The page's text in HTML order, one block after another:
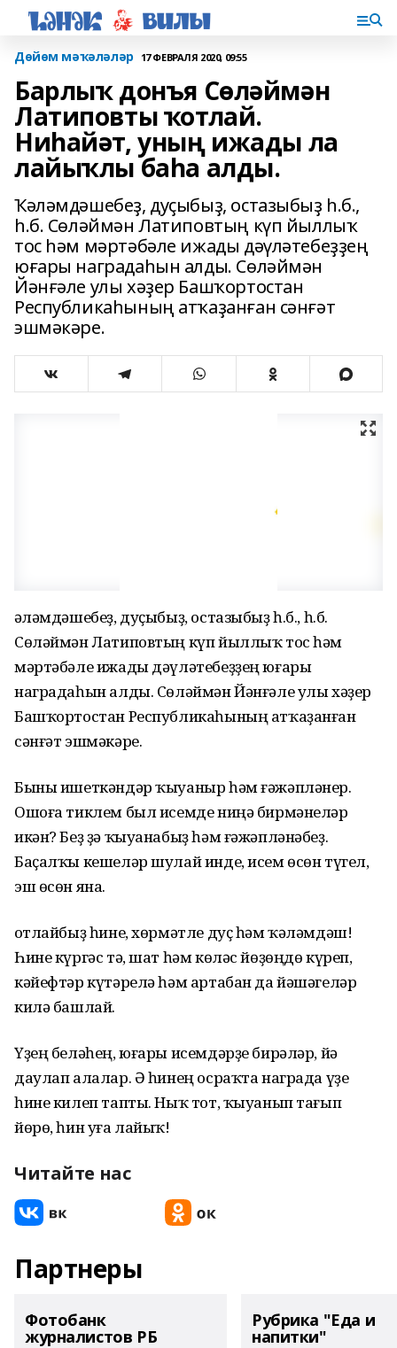
Дөйөм мәҡәләләр 17 ФЕВРАЛЯ 2020, 09:55
Барлыҡ донъя Сөләймән
Латиповты ҡотлай.
Ниһайәт, уның ижады ла
лайыҡлы баһа алды.
Ҡәләмдәшебеҙ, дуҫыбыҙ, остазыбыҙ һ.б.,
һ.б. Сөләймән Латиповтың күп йыллыҡ
тос һәм мәртәбәле ижады дәүләтебеҙҙең
юғары наградаһын алды. Сөләймән
Йәнғәле улы хәҙер Башҡортостан
Республикаһының атҡаҙанған сәнғәт
эшмәкәре.
Ҡәләмдәшебеҙ, дуҫыбыҙ, остазыбыҙ һ.б., һ.б.
Сөләймән Латиповтың күп йыллыҡ тос һәм
мәртәбәле ижады дәүләтебеҙҙең юғары
наградаһын алды. Сөләймән Йәнғәле улы хәҙер
Башҡортостан Республикаһының атҡаҙанған
сәнғәт эшмәкәре.
Быны ишеткәндәр ҡыуаныр һәм ғәжәпләнер.
Ошоға тиклем был исемде ниңә бирмәнеләр
икән? Беҙ ҙә ҡыуанабыҙ һәм ғәжәпләнәбеҙ.
Баҫалҡы кешеләр шулай инде, исем өсөн түгел,
эш өсөн яна.
Ҡотлайбыҙ һине, хөрмәтле дуҫ һәм ҡәләмдәш!
Һине күргәс тә, шат һәм көләс йөҙөңдө күреп,
кәйефтәр күтәрелә һәм артабан да йәшәгеләр
килә башлай.
Үҙең беләһең, юғары исемдәрҙе бирәләр, йә
даулап алалар. Ә һинең осраҡта награда үҙе
һине килеп тапты. Ныҡ тот, ҡыуанып тағып
йөрө, һин уға лайыҡ!
Читайте нас
Партнеры
Фотобанк
журналистов РБ
Рубрика "Еда и
напитки"